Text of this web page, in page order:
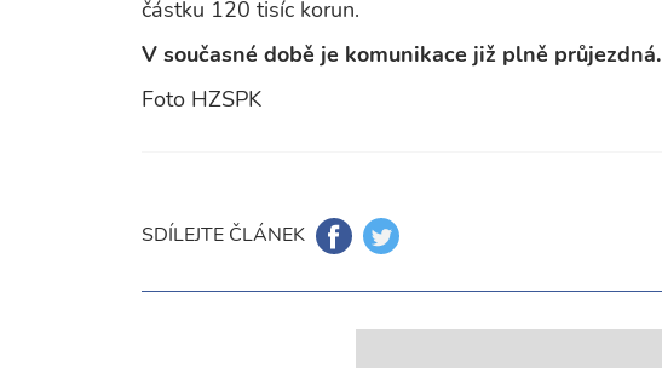
částku 120 tisíc korun.
V současné době je komunikace již plně průjezdná.
Foto HZSPK
SDÍLEJTE ČLÁNEK